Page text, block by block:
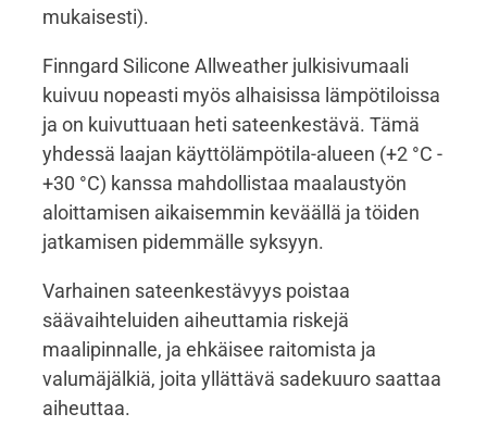
mukaisesti).
Finngard Silicone Allweather julkisivumaali
kuivuu nopeasti myös alhaisissa lämpötiloissa
ja on kuivuttuaan heti sateenkestävä. Tämä
yhdessä laajan käyttölämpötila-alueen (+2 °C -
+30 °C) kanssa mahdollistaa maalaustyön
aloittamisen aikaisemmin keväällä ja töiden
jatkamisen pidemmälle syksyyn.
Varhainen sateenkestävyys poistaa
säävaihteluiden aiheuttamia riskejä
maalipinnalle, ja ehkäisee raitomista ja
valumäjälkiä, joita yllättävä sadekuuro saattaa
aiheuttaa.